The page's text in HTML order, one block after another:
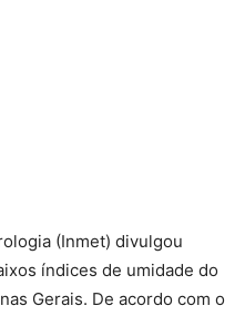
(Inmet) divulgou
índices de umidade do
Gerais. De acordo com o